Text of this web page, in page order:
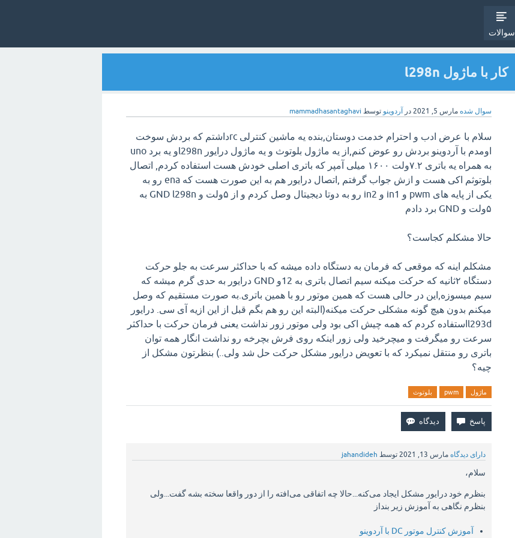
سوالات
کار با ماژول l298n
سوال شده مارس 5, 2021 در آردوینو توسط mammadhasantaghavi
سلام با عرض ادب و احترام خدمت دوستان,بنده یه ماشین کنترلی rcداشتم که بردش سوخت
اومدم با آردوینو بردش رو عوض کنم,از یه ماژول بلوتوث و یه ماژول درایور l298nو یه برد uno
به همراه یه باتری ۷.۲ولت ۱۶۰۰ میلی آمپر که باتری اصلی خودش هست استفاده کردم, اتصال
بلوتوثم اکی هست و ازش جواب گرفتم ,اتصال درایور هم به این صورت هست که ena رو به
یکی از پایه های pwm و in1 و in2 رو به دوتا دیجیتال وصل کردم و از ۵ولت و GND l298n به
۵ولت و GND برد دادم
حالا مشکلم کجاست؟
مشکلم اینه که موقعی که فرمان به دستگاه داده میشه که با حداکثر سرعت به جلو حرکت
دستگاه ۲ثانیه که حرکت میکنه سیم اتصال باتری به 12و GND درایور به حدی گرم میشه که
سیم میسوزه,این در حالی هست که همین موتور رو با همین باتری.به صورت مستقیم که وصل
میکنم بدون هیچ گونه مشکلی حرکت میکنه(البته این رو هم بگم قبل از این ازیه آی سی. درایور
l293dاستفاده کردم که همه چیش اکی بود ولی موتور زور نداشت یعنی فرمان حرکت با حداکثر
سرعت رو میگرفت و میچرخید ولی زور اینکه روی فرش بچرخه رو نداشت انگار همه توان
باتری رو منتقل نمیکرد که با تعویض درایور مشکل حرکت حل شد ولی..) بنظرتون مشکل از
چیه؟
ماژول pwm بلوتوث
دارای دیدگاه مارس 13, 2021 توسط jahandideh
سلام،
بنظرم خود درایور مشکل ایجاد می‌کنه...حالا چه اتفاقی می‌افته را از دور واقعا سخته بشه گفت...ولی
بنظرم نگاهی به آموزش زیر بنداز
آموزش کنترل موتور DC با آردوینو